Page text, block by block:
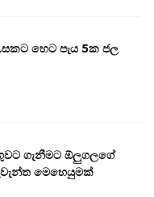
හෙට පැය 5ක ජල
ගැනීමට ඕලුගලගේ
මෙහෙයුමක්